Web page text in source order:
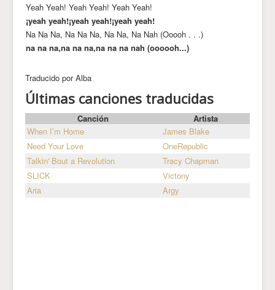
Yeah Yeah! Yeah Yeah! Yeah Yeah!
¡yeah yeah!¡yeah yeah!¡yeah yeah!
Na Na Na, Na Na Na, Na Na, Na Nah (Ooooh . . .)
na na na,na na na,na na na nah (oooooh...)
Traducido por Alba
Últimas canciones traducidas
Canción
Artista
When I’m Home
James Blake
Need Your Love
OneRepublic
Talkin' Bout a Revolution
Tracy Chapman
SLICK
Victony
Aria
Argy